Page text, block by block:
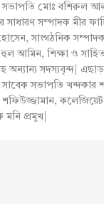
সভাপতি মোঃ বশিরুল
সাধারণ সম্পাদক মীর
সাংগঠনিক
আমিন, শিক্ষা ও
অন্যান্য সদস্যবৃন্দ|
সাবেক সভাপতি খন্দকার
কলেজিয়েট
মনি প্রমুখ|